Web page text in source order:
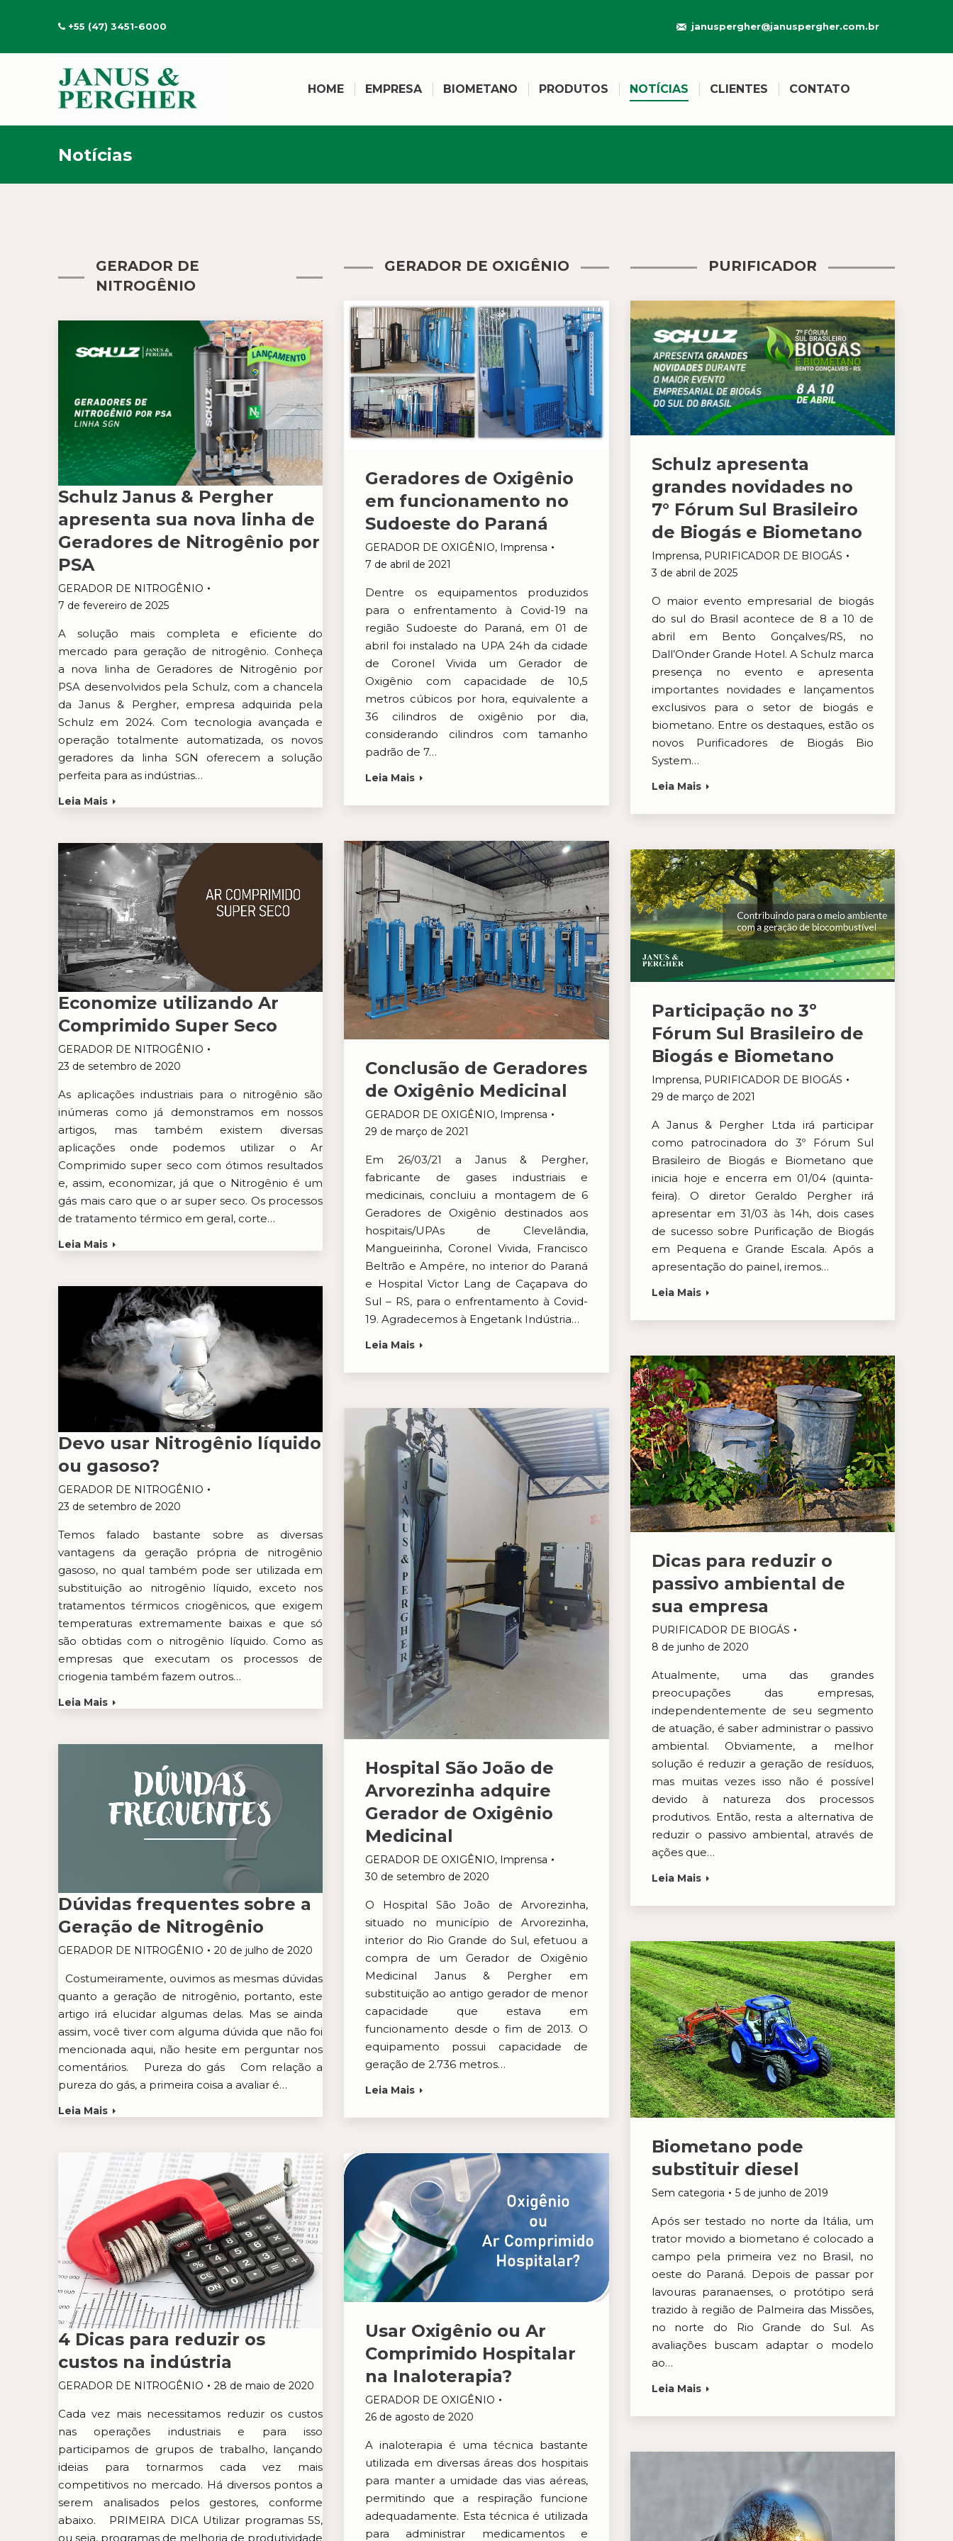
+55 (47) 3451-6000 januspergher@januspergher.com.br
HOME EMPRESA BIOMETANO PRODUTOS NOTÍCIAS CLIENTES CONTATO
Notícias
GERADOR DE
NITROGÊNIO
Schulz Janus & Pergher
apresenta sua nova linha de
Geradores de Nitrogênio por
PSA
GERADOR DE NITROGÊNIO
7 de fevereiro de 2025
A solução mais completa e eficiente do
mercado para geração de nitrogênio. Conheça
a nova linha de Geradores de Nitrogênio por
PSA desenvolvidos pela Schulz, com a chancela
da Janus & Pergher, empresa adquirida pela
Schulz em 2024. Com tecnologia avançada e
operação totalmente automatizada, os novos
geradores da linha SGN oferecem a solução
perfeita para as indústrias…
Leia Mais
Economize utilizando Ar
Comprimido Super Seco
GERADOR DE NITROGÊNIO
23 de setembro de 2020
As aplicações industriais para o nitrogênio são
inúmeras como já demonstramos em nossos
artigos, mas também existem diversas
aplicações onde podemos utilizar o Ar
Comprimido super seco com ótimos resultados
e, assim, economizar, já que o Nitrogênio é um
gás mais caro que o ar super seco. Os processos
de tratamento térmico em geral, corte…
Leia Mais
Devo usar Nitrogênio líquido
ou gasoso?
GERADOR DE NITROGÊNIO
23 de setembro de 2020
Temos falado bastante sobre as diversas
vantagens da geração própria de nitrogênio
gasoso, no qual também pode ser utilizada em
substituição ao nitrogênio líquido, exceto nos
tratamentos térmicos criogênicos, que exigem
temperaturas extremamente baixas e que só
são obtidas com o nitrogênio líquido. Como as
empresas que executam os processos de
criogenia também fazem outros…
Leia Mais
Dúvidas frequentes sobre a
Geração de Nitrogênio
GERADOR DE NITROGÊNIO 20 de julho de 2020
Costumeiramente, ouvimos as mesmas dúvidas
quanto a geração de nitrogênio, portanto, este
artigo irá elucidar algumas delas. Mas se ainda
assim, você tiver com alguma dúvida que não foi
mencionada aqui, não hesite em perguntar nos
comentários. Pureza do gás Com relação a
pureza do gás, a primeira coisa a avaliar é…
Leia Mais
4 Dicas para reduzir os
custos na indústria
GERADOR DE NITROGÊNIO 28 de maio de 2020
Cada vez mais necessitamos reduzir os custos
nas operações industriais e para isso
participamos de grupos de trabalho, lançando
ideias para tornarmos cada vez mais
competitivos no mercado. Há diversos pontos a
serem analisados pelos gestores, conforme
abaixo. PRIMEIRA DICA Utilizar programas 5S,
ou seja, programas de melhoria de produtividade
GERADOR DE OXIGÊNIO
Geradores de Oxigênio
em funcionamento no
Sudoeste do Paraná
GERADOR DE OXIGÊNIO, Imprensa
7 de abril de 2021
Dentre os equipamentos produzidos
para o enfrentamento à Covid-19 na
região Sudoeste do Paraná, em 01 de
abril foi instalado na UPA 24h da cidade
de Coronel Vivida um Gerador de
Oxigênio com capacidade de 10,5
metros cúbicos por hora, equivalente a
36 cilindros de oxigênio por dia,
considerando cilindros com tamanho
padrão de 7…
Leia Mais
Conclusão de Geradores
de Oxigênio Medicinal
GERADOR DE OXIGÊNIO, Imprensa
29 de março de 2021
Em 26/03/21 a Janus & Pergher,
fabricante de gases industriais e
medicinais, concluiu a montagem de 6
Geradores de Oxigênio destinados aos
hospitais/UPAs de Clevelândia,
Mangueirinha, Coronel Vivida, Francisco
Beltrão e Ampére, no interior do Paraná
e Hospital Victor Lang de Caçapava do
Sul – RS, para o enfrentamento à Covid-
19. Agradecemos à Engetank Indústria…
Leia Mais
Hospital São João de
Arvorezinha adquire
Gerador de Oxigênio
Medicinal
GERADOR DE OXIGÊNIO, Imprensa
30 de setembro de 2020
O Hospital São João de Arvorezinha,
situado no município de Arvorezinha,
interior do Rio Grande do Sul, efetuou a
compra de um Gerador de Oxigênio
Medicinal Janus & Pergher em
substituição ao antigo gerador de menor
capacidade que estava em
funcionamento desde o fim de 2013. O
equipamento possui capacidade de
geração de 2.736 metros…
Leia Mais
Usar Oxigênio ou Ar
Comprimido Hospitalar
na Inaloterapia?
GERADOR DE OXIGÊNIO
26 de agosto de 2020
A inaloterapia é uma técnica bastante
utilizada em diversas áreas dos hospitais
para manter a umidade das vias aéreas,
permitindo que a respiração funcione
adequadamente. Esta técnica é utilizada
para administrar medicamentos e
PURIFICADOR
Schulz apresenta
grandes novidades no
7° Fórum Sul Brasileiro
de Biogás e Biometano
Imprensa, PURIFICADOR DE BIOGÁS
3 de abril de 2025
O maior evento empresarial de biogás
do sul do Brasil acontece de 8 a 10 de
abril em Bento Gonçalves/RS, no
Dall’Onder Grande Hotel. A Schulz marca
presença no evento e apresenta
importantes novidades e lançamentos
exclusivos para o setor de biogás e
biometano. Entre os destaques, estão os
novos Purificadores de Biogás Bio
System…
Leia Mais
Participação no 3º
Fórum Sul Brasileiro de
Biogás e Biometano
Imprensa, PURIFICADOR DE BIOGÁS
29 de março de 2021
A Janus & Pergher Ltda irá participar
como patrocinadora do 3º Fórum Sul
Brasileiro de Biogás e Biometano que
inicia hoje e encerra em 01/04 (quinta-
feira). O diretor Geraldo Pergher irá
apresentar em 31/03 às 14h, dois cases
de sucesso sobre Purificação de Biogás
em Pequena e Grande Escala. Após a
apresentação do painel, iremos…
Leia Mais
Dicas para reduzir o
passivo ambiental de
sua empresa
PURIFICADOR DE BIOGÁS
8 de junho de 2020
Atualmente, uma das grandes
preocupações das empresas,
independentemente de seu segmento
de atuação, é saber administrar o passivo
ambiental. Obviamente, a melhor
solução é reduzir a geração de resíduos,
mas muitas vezes isso não é possível
devido à natureza dos processos
produtivos. Então, resta a alternativa de
reduzir o passivo ambiental, através de
ações que…
Leia Mais
Biometano pode
substituir diesel
Sem categoria 5 de junho de 2019
Após ser testado no norte da Itália, um
trator movido a biometano é colocado a
campo pela primeira vez no Brasil, no
oeste do Paraná. Depois de passar por
lavouras paranaenses, o protótipo será
trazido à região de Palmeira das Missões,
no norte do Rio Grande do Sul. As
avaliações buscam adaptar o modelo
ao…
Leia Mais